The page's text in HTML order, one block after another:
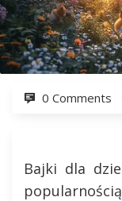
0 Comments
Bajki dla